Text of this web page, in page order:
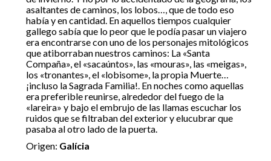
asaltantes de caminos, los lobos…, que de todo eso
había y en cantidad. En aquellos tiempos cualquier
gallego sabía que lo peor que le podía pasar un viajero
era encontrarse con uno de los personajes mitológicos
que atiborraban nuestros caminos: La «Santa
Compaña», el «sacaúntos», las «mouras», las «meigas»,
los «tronantes», el «lobisome», la propia Muerte…
¡incluso la Sagrada Familia!. En noches como aquellas
era preferible reunirse, alrededor del fuego de la
«lareira» y bajo el embrujo de las llamas escuchar los
ruidos que se filtraban del exterior y elucubrar que
pasaba al otro lado de la puerta.
Origen: Galícia